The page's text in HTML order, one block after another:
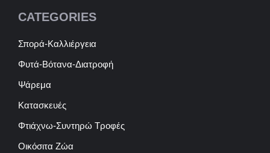
CATEGORIES
Σπορά-Καλλιέργεια
Φυτά-Βότανα-Διατροφή
Ψάρεμα
Κατασκευές
Φτιάχνω-Συντηρώ Τροφές
Οικόσιτα Ζώα